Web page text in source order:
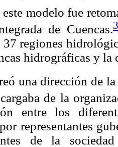
modelo fue
de Cuencas.
regiones
hidrográficas y
una dirección de la
de la
entre los
representantes
de la